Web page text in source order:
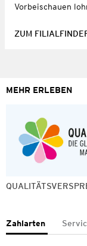
Vorbeischauen
ZUM
MEHR ERLEBEN
Zahlarten